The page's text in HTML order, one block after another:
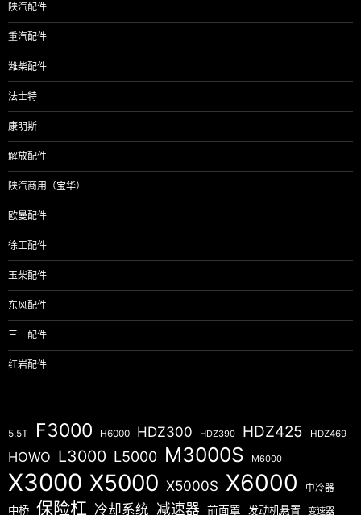
陕汽配件
重汽配件
潍柴配件
法士特
康明斯
解放配件
陕汽商用（宝华）
欧曼配件
徐工配件
玉柴配件
东风配件
三一配件
红岩配件
5.5T F3000 H6000 HDZ300 HDZ390 HDZ425 HDZ469
HOWO L3000 L5000 M3000S M6000
X3000 X5000 X5000S X6000 中冷器
中桥 保险杠 冷却系统 减速器 前面罩 发动机悬置 变速器